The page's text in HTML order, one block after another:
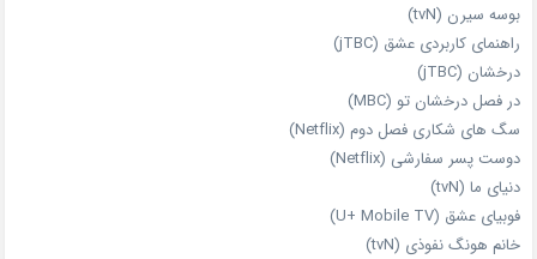
بوسه سیرن (tvN)
راهنمای کاربردی عشق (jTBC)
درخشان (jTBC)
در فصل درخشان تو (MBC)
سگ های شکاری فصل دوم (Netflix)
دوست‌ پسر سفارشی (Netflix)
دنیای ما (tvN)
فوبیای عشق (U+ Mobile TV)
خانم هونگ نفوذی (tvN)